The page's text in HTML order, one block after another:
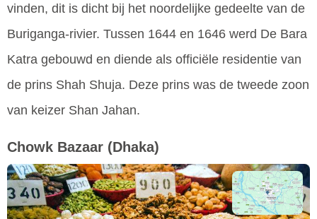
vinden, dit is dicht bij het noordelijke gedeelte van de
Buriganga-rivier. Tussen 1644 en 1646 werd De Bara
Katra gebouwd en diende als officiële residentie van
de prins Shah Shuja. Deze prins was de tweede zoon
van keizer Shan Jahan.
Chowk Bazaar (Dhaka)